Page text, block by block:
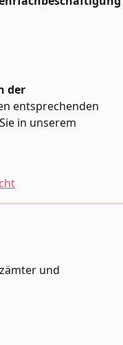
der
entsprechenden
in unserem
und